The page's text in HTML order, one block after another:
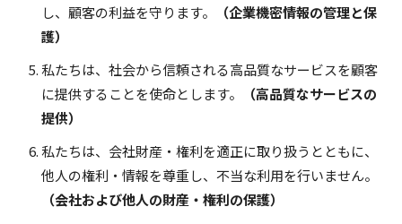
し、顧客の利益を守ります。
（企業機密情報の管理と保
護）
私たちは、社会から信頼される高品質なサービスを顧客
に提供することを使命とします。
（高品質なサービスの
提供）
私たちは、会社財産・権利を適正に取り扱うとともに、
他人の権利・情報を尊重し、不当な利用を行いません。
（会社および他人の財産・権利の保護）